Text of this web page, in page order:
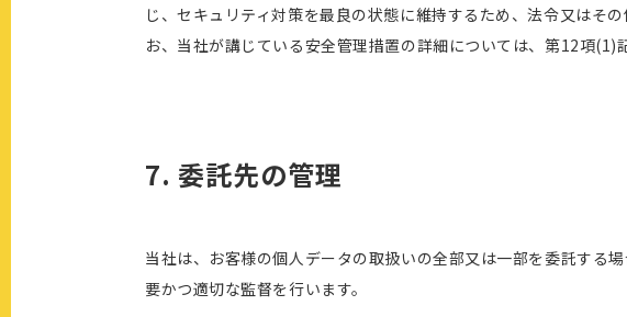
じ、セキュリティ対策を最良の状態に維持するため、法令又はそ
お、当社が講じている安全管理措置の詳細については、第12項(1)
7. 委託先の管理
当社は、お客様の個人データの取扱いの全部又は一部を委託する
要かつ適切な監督を行います。